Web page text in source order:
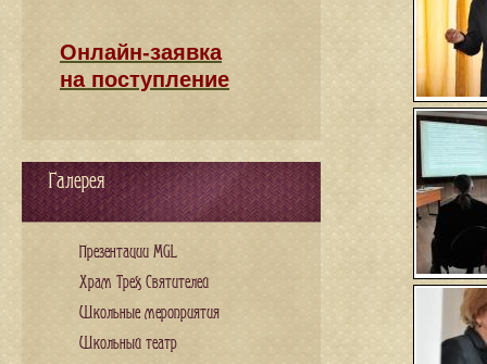
Онлайн-заявка
на поступление
Галерея
Презентации MGL
Храм Трех Святителей
Школьные мероприятия
Школьный театр